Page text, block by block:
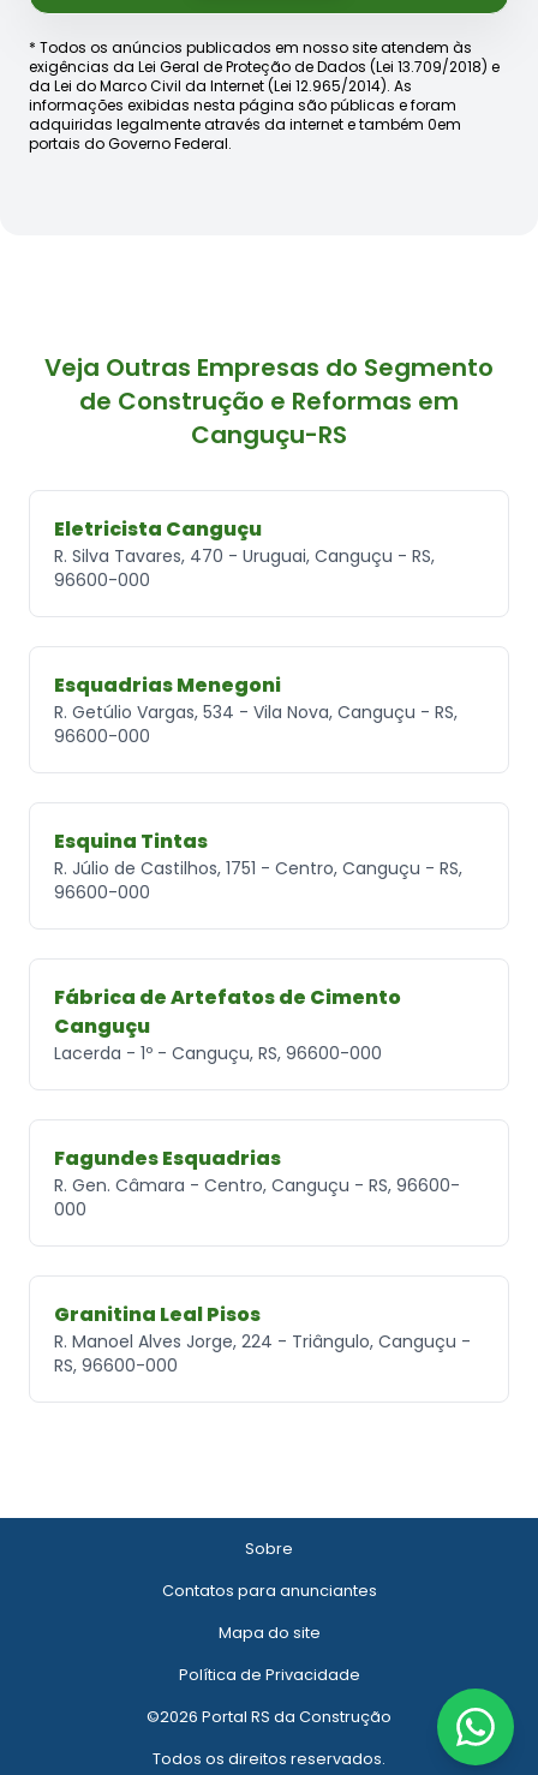
* Todos os anúncios publicados em nosso site atendem às
exigências da Lei Geral de Proteção de Dados (Lei 13.709/2018) e
da Lei do Marco Civil da Internet (Lei 12.965/2014). As
informações exibidas nesta página são públicas e foram
adquiridas legalmente através da internet e também 0em
portais do Governo Federal.
Veja Outras Empresas do Segmento
de Construção e Reformas em
Canguçu-RS
Eletricista Canguçu
R. Silva Tavares, 470 - Uruguai, Canguçu - RS,
96600-000
Esquadrias Menegoni
R. Getúlio Vargas, 534 - Vila Nova, Canguçu - RS,
96600-000
Esquina Tintas
R. Júlio de Castilhos, 1751 - Centro, Canguçu - RS,
96600-000
Fábrica de Artefatos de Cimento
Canguçu
Lacerda - 1º - Canguçu, RS, 96600-000
Fagundes Esquadrias
R. Gen. Câmara - Centro, Canguçu - RS, 96600-
000
Granitina Leal Pisos
R. Manoel Alves Jorge, 224 - Triângulo, Canguçu -
RS, 96600-000
Sobre
Contatos para anunciantes
Mapa do site
Política de Privacidade
©2026 Portal RS da Construção
Todos os direitos reservados.